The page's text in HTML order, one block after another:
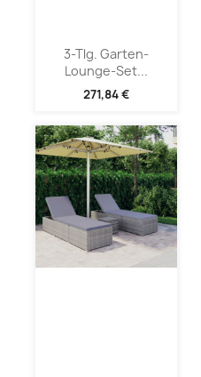
3-Tlg. Garten-
Lounge-Set...
271,84 €